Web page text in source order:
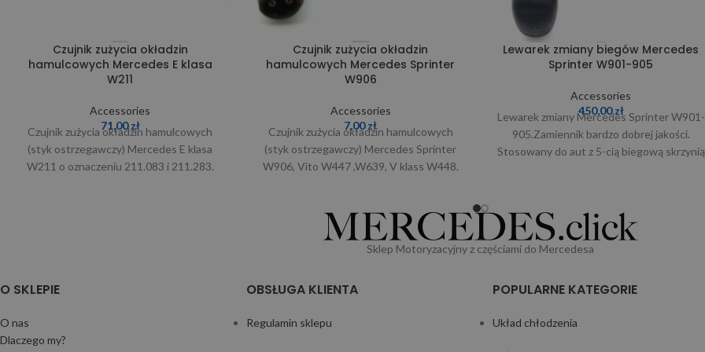
Czujnik zużycia okładzin
hamulcowych Mercedes E klasa
W211
Accessories
71,00zł
Czujnik zużycia okładzin hamulcowych
(styk ostrzegawczy) Mercedes E klasa
W211 o oznaczeniu 211.083 i 211.283.
Czujnik zużycia okładzin
hamulcowych Mercedes Sprinter
W906
Accessories
7,00zł
Czujnik zużycia okładzin hamulcowych
(styk ostrzegawczy) Mercedes Sprinter
W906, Vito W447 ,W639, V klass W448.
Lewarek zmiany biegów Mercedes
Sprinter W901-905
Accessories
450,00zł
Lewarek zmiany Mercedes Sprinter W901-
905.Zamiennik bardzo dobrej jakości.
Stosowany do aut z 5-cią biegową skrzynią
Sklep Motoryzacyjny z częściami do Mercedesa
O SKLEPIE
O nas
Dlaczego my?
OBSŁUGA KLIENTA
Regulamin sklepu
POPULARNE KATEGORIE
Układ chłodzenia